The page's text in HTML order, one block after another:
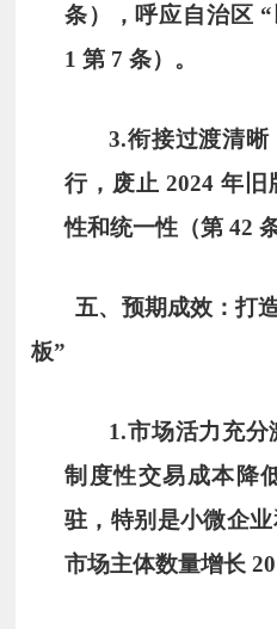
条），呼应自治区
1 第 7 条）。
3.衔接过渡清晰
行，废止 2024 年
性和统一性（第 42 条
五、预期成效：打
板”
1.市场活力充分
制度性交易成本降
驻，特别是小微企
市场主体数量增长